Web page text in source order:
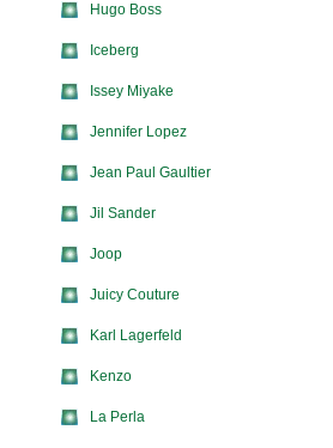
Hugo Boss
Iceberg
Issey Miyake
Jennifer Lopez
Jean Paul Gaultier
Jil Sander
Joop
Juicy Couture
Karl Lagerfeld
Kenzo
La Perla